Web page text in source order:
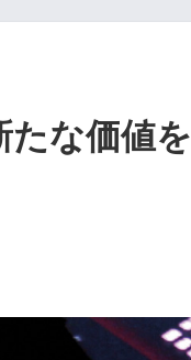
たな価値を